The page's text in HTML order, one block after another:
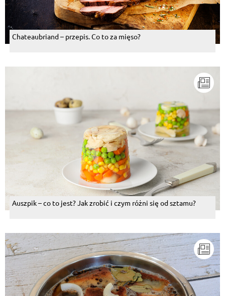
Chateaubriand – przepis. Co to za mięso?
Auszpik – co to jest? Jak zrobić i czym różni się od sztamu?